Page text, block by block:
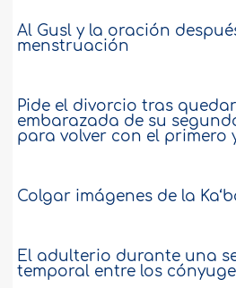
Al Gusl y la oración
menstruación
Pide el divorcio tras quedar
embarazada de su
para volver con el primero
Colgar imágenes de la
El adulterio durante una
temporal entre los